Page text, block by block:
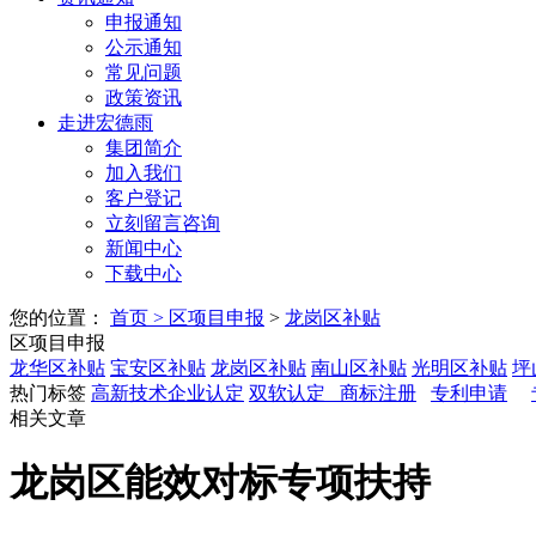
申报通知
公示通知
常见问题
政策资讯
走进宏德雨
集团简介
加入我们
客户登记
立刻留言咨询
新闻中心
下载中心
您的位置： 首页 > 区项目申报 > 龙岗区补贴
区项目申报
龙华区补贴 宝安区补贴 龙岗区补贴 南山区补贴 光明区补贴 坪
热门标签 高新技术企业认定 双软认定 商标注册 专利申请
相关文章
龙岗区能效对标专项扶持